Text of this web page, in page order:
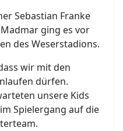
Sebastian Franke
ging es vor
des Weserstadions.
wir mit den
dürfen.
unsere Kids
Spielergang auf die